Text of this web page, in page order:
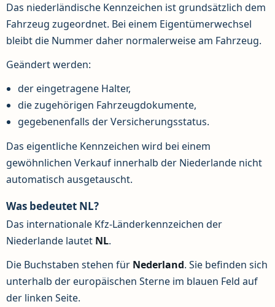
Das niederländische Kennzeichen ist grundsätzlich dem
Fahrzeug zugeordnet. Bei einem Eigentümerwechsel
bleibt die Nummer daher normalerweise am Fahrzeug.
Geändert werden:
der eingetragene Halter,
die zugehörigen Fahrzeugdokumente,
gegebenenfalls der Versicherungsstatus.
Das eigentliche Kennzeichen wird bei einem
gewöhnlichen Verkauf innerhalb der Niederlande nicht
automatisch ausgetauscht.
Was bedeutet NL?
Das internationale Kfz-Länderkennzeichen der
Niederlande lautet NL.
Die Buchstaben stehen für Nederland. Sie befinden sich
unterhalb der europäischen Sterne im blauen Feld auf
der linken Seite.